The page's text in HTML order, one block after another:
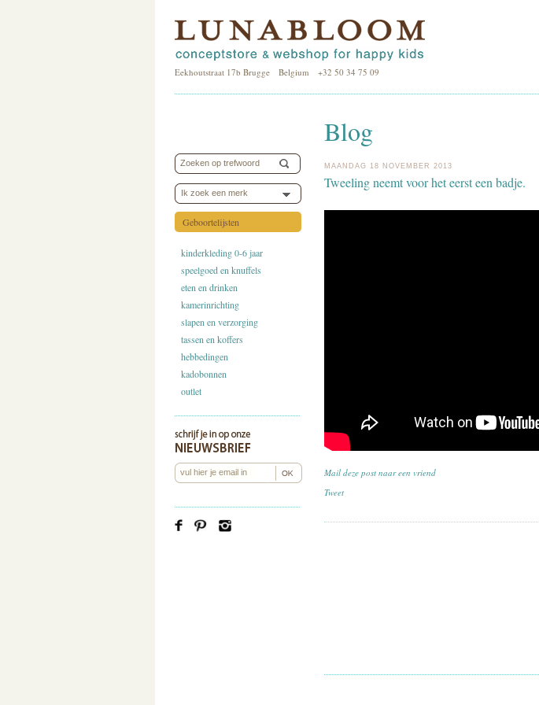
Eekhoutstraat 17b Brugge Belgium +32 50 34 75 09
Ik zoek een merk
Geboortelijsten
kinderkleding 0-6 jaar
speelgoed en knuffels
eten en drinken
kamerinrichting
slapen en verzorging
tassen en koffers
hebbedingen
kadobonnen
outlet
Blog
MAANDAG 18 NOVEMBER 2013
Tweeling neemt voor het eerst een badje.
Mail deze post naar een vriend
Tweet